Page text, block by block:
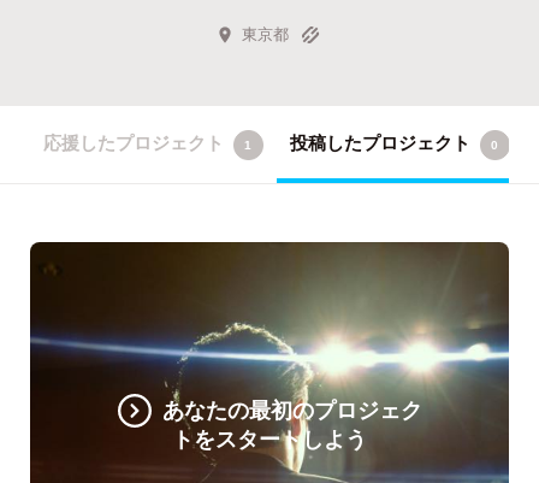
東京都
応援したプロジェクト 1 投稿したプロジェクト 0
あなたの最初のプロジェク
トをスタートしよう